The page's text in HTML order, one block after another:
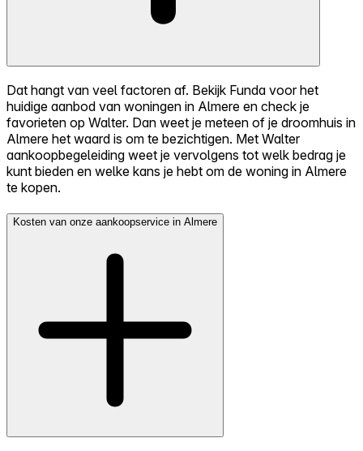
Dat hangt van veel factoren af. Bekijk Funda voor het
huidige aanbod van woningen in Almere en check je
favorieten op Walter. Dan weet je meteen of je droomhuis in
Almere het waard is om te bezichtigen. Met Walter
aankoopbegeleiding weet je vervolgens tot welk bedrag je
kunt bieden en welke kans je hebt om de woning in Almere
te kopen.
Kosten van onze aankoopservice in Almere